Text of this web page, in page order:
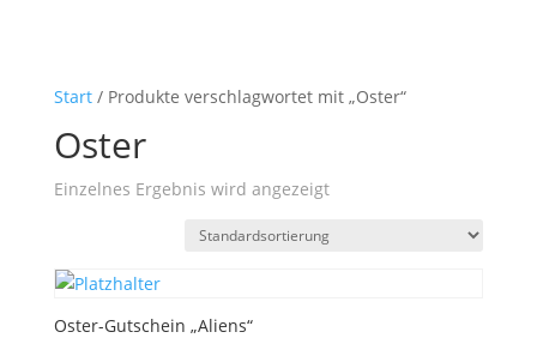
Start/ Produkte verschlagwortet mit „Oster“
Oster
Einzelnes Ergebnis wird angezeigt
Oster-Gutschein „Aliens“